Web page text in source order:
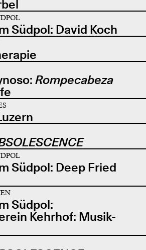
Südpol: David Koch
Rompecabeza
Südpol: Deep Fried
Südpol:
Kehrhof: Musik-